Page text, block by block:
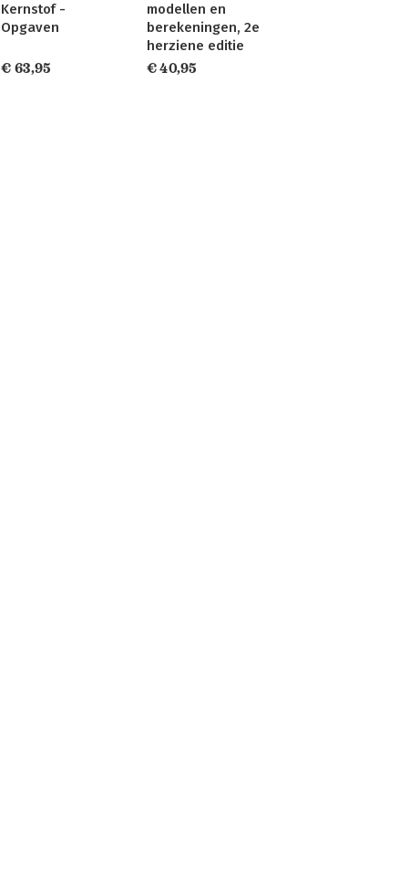
Kernstof -
Opgaven
€ 63,95
modellen en
berekeningen, 2e
herziene editie
€ 40,95